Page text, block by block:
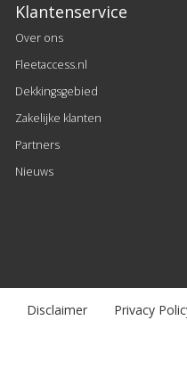
Klantenservice
Over ons
Fleetaccess.nl
Dekkingsgebied
Zakelijke klanten
Partners
Nieuws
Disclaimer Privacy